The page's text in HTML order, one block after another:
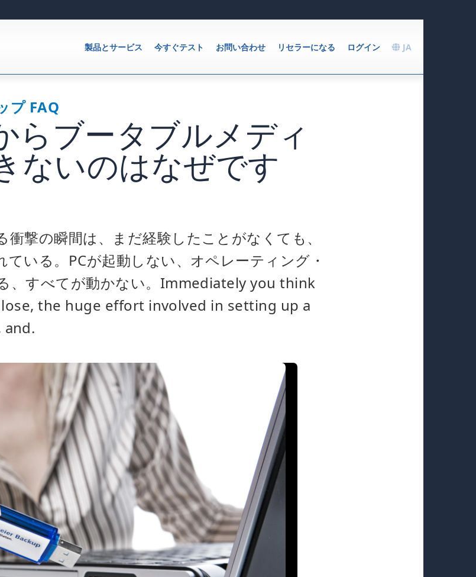
JA
ログイン
リセラーになる
お問い合わせ
今すぐテスト
製品とサービス
プ FAQ
らブータブルメディ
ないのはなぜです
撃の瞬間は、まだ経験したことがなくても、
いる。PCが起動しない、オペレーティング・
、すべてが動かない。Immediately you think
the huge effort involved in setting up a
and.